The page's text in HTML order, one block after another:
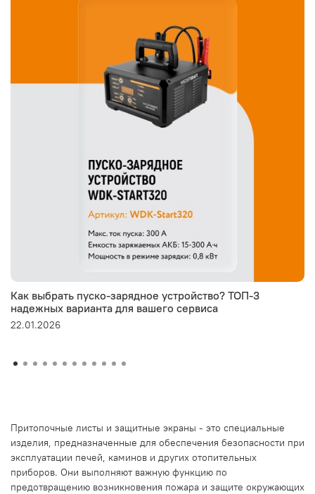
Как выбрать пуско-зарядное устройство? ТОП-3
надежных варианта для вашего сервиса
22.01.2026
Притопочные листы и защитные экраны - это специальные
изделия, предназначенные для обеспечения безопасности при
эксплуатации печей, каминов и других отопительных
приборов. Они выполняют важную функцию по
предотвращению возникновения пожара и защите окружающих